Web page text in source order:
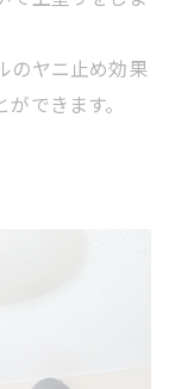
のヤニ止め効果
できます。